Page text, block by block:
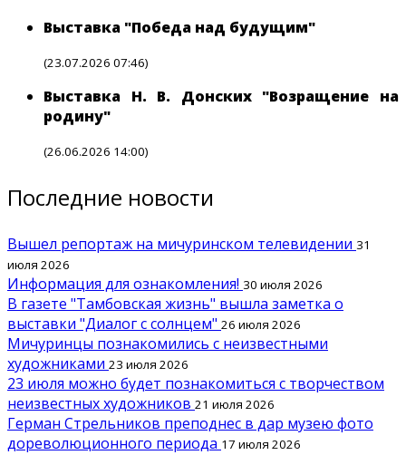
Выставка "Победа над будущим"
(23.07.2026 07:46)
Выставка Н. В. Донских "Возращение на
родину"
(26.06.2026 14:00)
Последние новости
Вышел репортаж на мичуринском телевидении 31
июля 2026
Информация для ознакомления! 30 июля 2026
В газете "Тамбовская жизнь" вышла заметка о
выставки "Диалог с солнцем" 26 июля 2026
Мичуринцы познакомились с неизвестными
художниками 23 июля 2026
23 июля можно будет познакомиться с творчеством
неизвестных художников 21 июля 2026
Герман Стрельников преподнес в дар музею фото
дореволюционного периода 17 июля 2026